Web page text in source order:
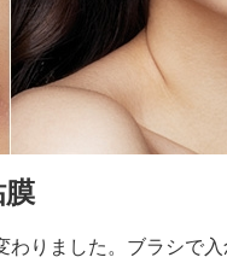
わりました。ブラシで